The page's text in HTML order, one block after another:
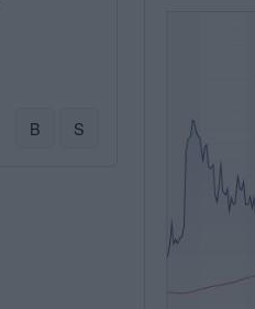
B S